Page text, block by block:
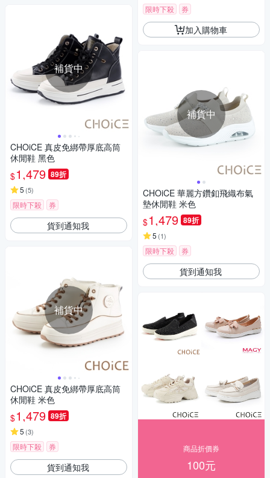
補貨中
CHOiCE 真皮免綁帶厚底高筒
休閒鞋 黑色
$1,479 89折
5 (5)
限時下殺 券
貨到通知我
補貨中
CHOiCE 真皮免綁帶厚底高筒
休閒鞋 米色
$1,479 89折
5 (3)
限時下殺 券
貨到通知我
限時下殺 券
加入購物車
補貨中
CHOiCE 華麗方鑽釦飛織布氣
墊休閒鞋 米色
$1,479 89折
5 (1)
限時下殺 券
貨到通知我
商品折價券
100元